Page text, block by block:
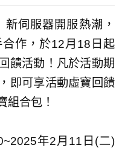
伺服器開服熱潮，
作，於12月18日起
饋活動！凡於活動期
即可享活動虛寶回饋
組合包！
年2月11日(二)